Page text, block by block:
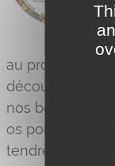
au produit fini.
découenné
nos bouchers.
os pour un
tendre.